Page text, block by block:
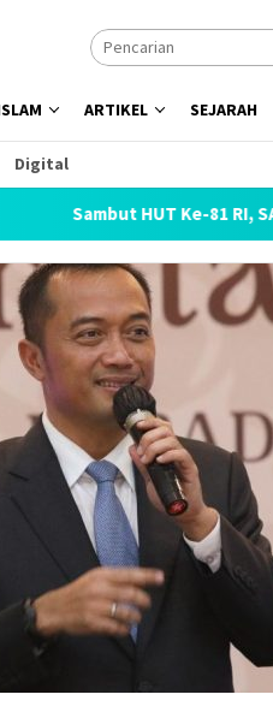
ARTIKEL SEJARAH
Digital
HUT Ke-81 RI, SAJID